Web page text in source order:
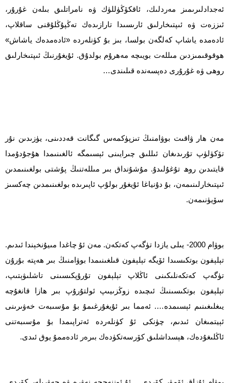
ئەجدادلىرىمىز مەردلىك، ئاقكۆڭۈللۈك ۋە نامراتلىق بىلەن غۇرۇر،
ئىززەت ۋە ئىپتىخارلىق ئارىسىدا تارازىدەك تەڭپۇڭلۇقنى ساقلاپ،
ئادەمدە ياشاپ كەلگەن بولسا، بىز بۇ كۈنلەردە «ئادەمدەك ياشاش»
ھوقوقىمىزدىن مىللەت بويىچە مەھرۇم بولدۇق. ئۇيغۇرنىڭ ئىپتىخارلىق
روھى ۋە غۇرۇرى دەپسەندە قىلىندى…
مەن ھار ۋاقىت بوۋامنىڭ تىزپۈكمەس گىگانت قەددىنى، يۈزىدىن نۇر
تۆكۈلۈپ تۇرىدىغان ئىللىق چىرايىنى ئېسىمگە ئالغىنىمدا ھۇجۇدۇمدا
قايتىدىن روھ تۇغۇلىدۇ. مۇشۇنداق بىر مىللەتنىڭ پۇشتى بولغىنىمدىن
ئىپتىخارلىنىمەن، بۇ دۇنياغا ئۇيغۇر بولۇپ ئاپىرىدە بولغىنىمدىن چەكسىز
سۆيۈنىمەن.
بوۋام 2000- يىلى يازدا تۈگەپ كەتكەن. مەن ئۇ چاغدا مىيۇنخېندا ئىدىم.
تېلېفون بوتكىسىدا ئۆيگە تېلېفون قىلغىنىمدا بوۋامنىڭ بىر ھەپتە بۇرۇن
تۈگەپ كەتكەنلىكىنى ئاڭلاپ تېلېفون تۇرۇپكىسىنى تاشلىۋېتىپ،
تېلېفون بوتكىسىنىڭ ئىچىدە زوڭزىيىپ ئولتۇرۇپ بىر ھازا قانغۇچە
يىغلىغىنىم ئېسىمدە…. ئەمما بىر ئۇيغۇرغىمۇ بۇ مۇسىبەت خەۋىرىنى
ئېيتمىغان ئىدىم، چۈنكى ئۇ كۈنلەردە ئەتراپىمدا بۇ مۇسىبەتنى
ئاڭلىغۇدەك، ھېسداشلىق كۆرسەتكۈدەك بىرەر ئادەممۇ يوق ئىدى.